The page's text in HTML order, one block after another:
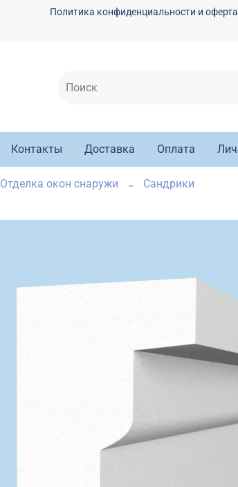
Политика конфиденциальности и оферта
Контакты Доставка Оплата
Отделка окон снаружи Сандрики